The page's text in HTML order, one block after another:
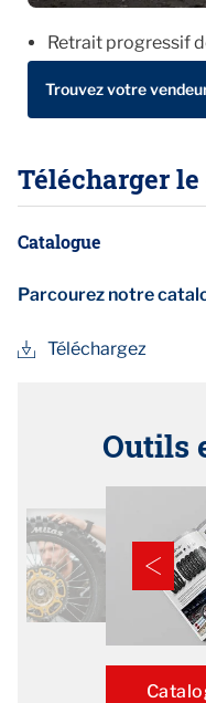
Retrait progressif
Trouvez votre
Télécharger
Catalogue
Parcourez notre
Téléchargez
Outils